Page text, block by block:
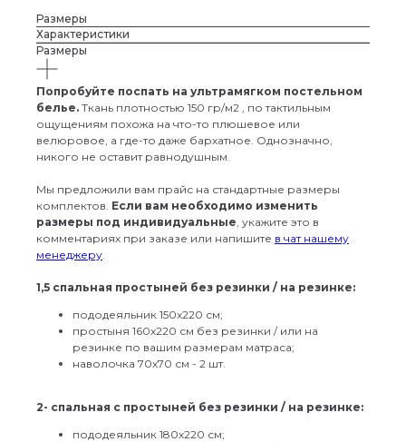
Размеры
Характеристики
Размеры
Попробуйте поспать на ультрамягком постельном
белье. Ткань плотностью 150 гр/м2 , по тактильным
ощущениям похожа на что-то плюшевое или
велюровое, а где-то даже бархатное. Однозначно,
никого не оставит равнодушным.
Мы предложили вам прайс на стандартные размеры
комплектов. Если вам необходимо изменить
размеры под индивидуальные , укажите это в
комментариях при заказе или напишите в чат нашему
менеджеру
1,5 спальная простыней без резинки / на резинке:
пододеяльник 150х220 см;
простыня 160х220 см без резинки / или на
резинке по вашим размерам матраса;
наволочка 70х70 см - 2 шт.
2- спальная с простыней без резинки / на резинке:
пододеяльник 180х220 см;